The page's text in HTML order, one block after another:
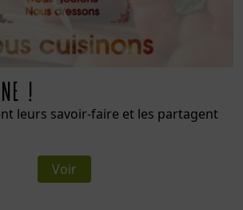
!
leurs savoir-faire et les partagent
Voir